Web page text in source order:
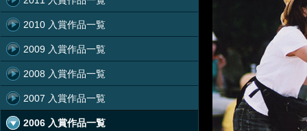
2010 入賞作品一覧
2009 入賞作品一覧
2008 入賞作品一覧
2007 入賞作品一覧
2006 入賞作品一覧